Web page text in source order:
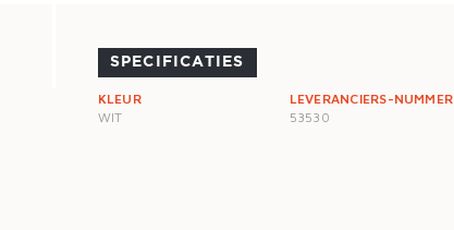
SPECIFICATIES
KLEUR
WIT
LEVERANCIERS-NUMMER
53530